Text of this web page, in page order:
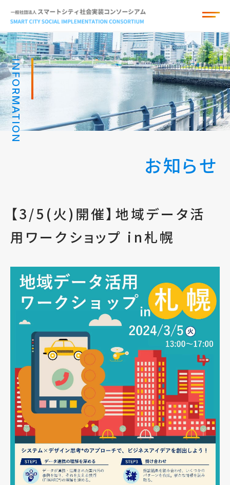
お知らせ
組織概要
会員一覧
お問い合わせ
INFORMATION
お知らせ
【3/5(火)開催】地域データ活
用ワークショップ in札幌